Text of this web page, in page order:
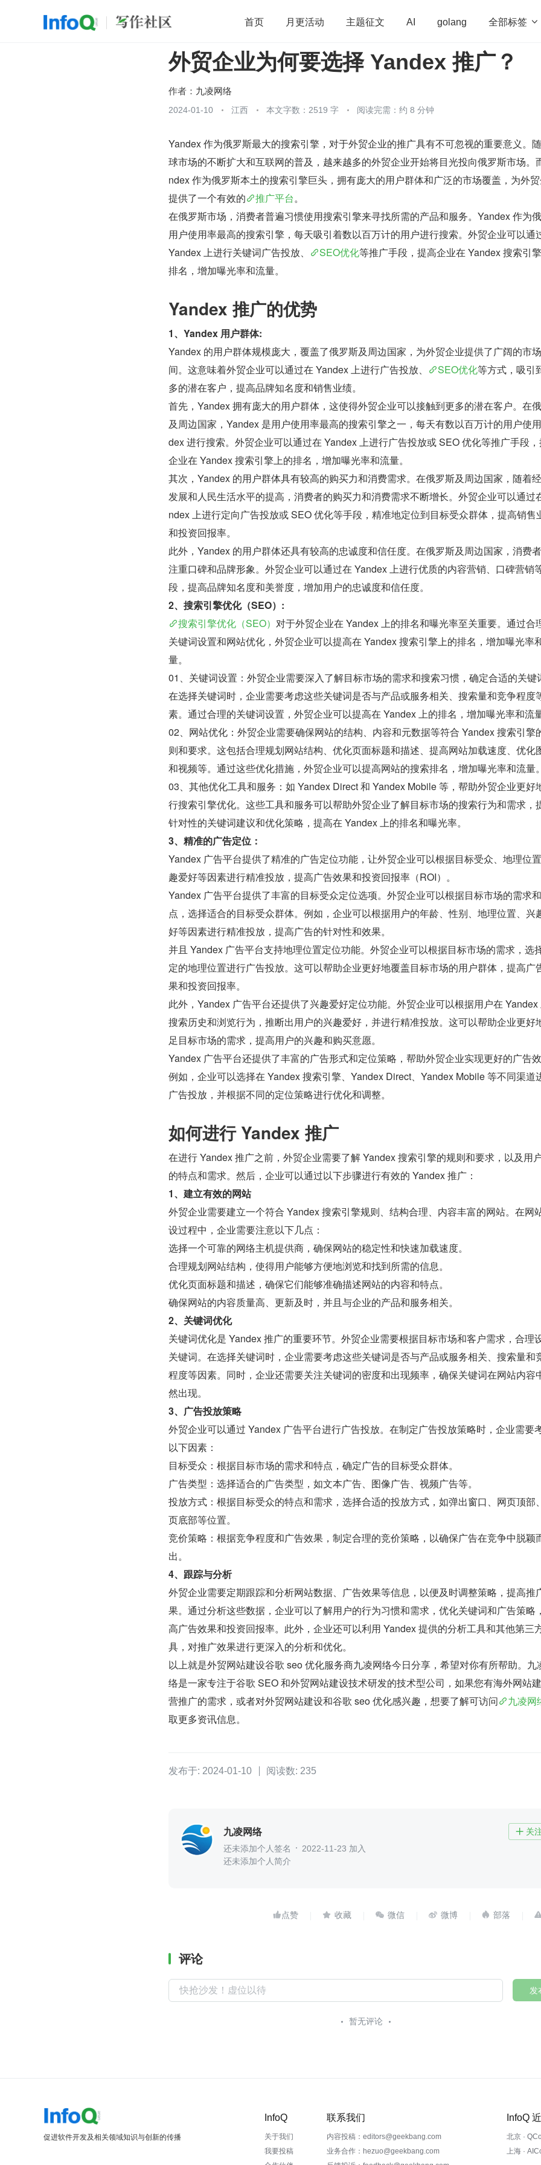
首页 月更活动 主题征文 AI golang 全部标签 
开源 架构 OpenHarmony 算法 学习方法 Web3.0
团队管理
外贸企业为何要选择 Yandex 推广？
作者： 九凌网络
2024-01-10 江西 本文字数：2519 字 阅读完需：约 8 分钟
Yandex 作为俄罗斯最大的搜索引擎，对于外贸企业的推广具有不可忽视的重要意义。
球市场的不断扩大和互联网的普及，越来越多的外贸企业开始将目光投向俄罗斯市场。
ndex 作为俄罗斯本土的搜索引擎巨头，拥有庞大的用户群体和广泛的市场覆盖，为外
提供了一个有效的
推广平台。
在俄罗斯市场，消费者普遍习惯使用搜索引擎来寻找所需的产品和服务。Yandex 作为
用户使用率最高的搜索引擎，每天吸引着数以百万计的用户进行搜索。外贸企业可以通
Yandex 上进行关键词广告投放、
SEO优化等推广手段，提高企业在 Yandex 搜索引
排名，增加曝光率和流量。
Yandex 推广的优势
1、Yandex 用户群体:
Yandex 的用户群体规模庞大，覆盖了俄罗斯及周边国家，为外贸企业提供了广阔的市
间。这意味着外贸企业可以通过在 Yandex 上进行广告投放、
SEO优化等方式，吸引
多的潜在客户，提高品牌知名度和销售业绩。
首先，Yandex 拥有庞大的用户群体，这使得外贸企业可以接触到更多的潜在客户。在
及周边国家，Yandex 是用户使用率最高的搜索引擎之一，每天有数以百万计的用户使
dex 进行搜索。外贸企业可以通过在 Yandex 上进行广告投放或 SEO 优化等推广手段
企业在 Yandex 搜索引擎上的排名，增加曝光率和流量。
其次，Yandex 的用户群体具有较高的购买力和消费需求。在俄罗斯及周边国家，随着
发展和人民生活水平的提高，消费者的购买力和消费需求不断增长。外贸企业可以通过
ndex 上进行定向广告投放或 SEO 优化等手段，精准地定位到目标受众群体，提高销售
和投资回报率。
此外，Yandex 的用户群体还具有较高的忠诚度和信任度。在俄罗斯及周边国家，消费
注重口碑和品牌形象。外贸企业可以通过在 Yandex 上进行优质的内容营销、口碑营销
段，提高品牌知名度和美誉度，增加用户的忠诚度和信任度。
2、搜索引擎优化（SEO）:
搜索引擎优化（SEO） 对于外贸企业在 Yandex 上的排名和曝光率至关重要。通过合
关键词设置和网站优化，外贸企业可以提高在 Yandex 搜索引擎上的排名，增加曝光率
量。
01、关键词设置：外贸企业需要深入了解目标市场的需求和搜索习惯，确定合适的关键
在选择关键词时，企业需要考虑这些关键词是否与产品或服务相关、搜索量和竞争程度
素。通过合理的关键词设置，外贸企业可以提高在 Yandex 上的排名，增加曝光率和流量
02、网站优化：外贸企业需要确保网站的结构、内容和元数据等符合 Yandex 搜索引擎
则和要求。这包括合理规划网站结构、优化页面标题和描述、提高网站加载速度、优化
和视频等。通过这些优化措施，外贸企业可以提高网站的搜索排名，增加曝光率和流量。
03、其他优化工具和服务：如 Yandex Direct 和 Yandex Mobile 等，帮助外贸企业更好
行搜索引擎优化。这些工具和服务可以帮助外贸企业了解目标市场的搜索行为和需求，
针对性的关键词建议和优化策略，提高在 Yandex 上的排名和曝光率。
3、精准的广告定位：
Yandex 广告平台提供了精准的广告定位功能，让外贸企业可以根据目标受众、地理位
趣爱好等因素进行精准投放，提高广告效果和投资回报率（ROI）。
Yandex 广告平台提供了丰富的目标受众定位选项。外贸企业可以根据目标市场的需求
点，选择适合的目标受众群体。例如，企业可以根据用户的年龄、性别、地理位置、兴
好等因素进行精准投放，提高广告的针对性和效果。
并且 Yandex 广告平台支持地理位置定位功能。外贸企业可以根据目标市场的需求，选
定的地理位置进行广告投放。这可以帮助企业更好地覆盖目标市场的用户群体，提高广
果和投资回报率。
此外，Yandex 广告平台还提供了兴趣爱好定位功能。外贸企业可以根据用户在 Yandex
搜索历史和浏览行为，推断出用户的兴趣爱好，并进行精准投放。这可以帮助企业更好
足目标市场的需求，提高用户的兴趣和购买意愿。
Yandex 广告平台还提供了丰富的广告形式和定位策略，帮助外贸企业实现更好的广告效
例如，企业可以选择在 Yandex 搜索引擎、Yandex Direct、Yandex Mobile 等不同渠道
广告投放，并根据不同的定位策略进行优化和调整。
如何进行 Yandex 推广
在进行 Yandex 推广之前，外贸企业需要了解 Yandex 搜索引擎的规则和要求，以及用
的特点和需求。然后，企业可以通过以下步骤进行有效的 Yandex 推广：
1、建立有效的网站
外贸企业需要建立一个符合 Yandex 搜索引擎规则、结构合理、内容丰富的网站。在网
设过程中，企业需要注意以下几点：
选择一个可靠的网络主机提供商，确保网站的稳定性和快速加载速度。
合理规划网站结构，使得用户能够方便地浏览和找到所需的信息。
优化页面标题和描述，确保它们能够准确描述网站的内容和特点。
确保网站的内容质量高、更新及时，并且与企业的产品和服务相关。
2、关键词优化
关键词优化是 Yandex 推广的重要环节。外贸企业需要根据目标市场和客户需求，合理
关键词。在选择关键词时，企业需要考虑这些关键词是否与产品或服务相关、搜索量和
程度等因素。同时，企业还需要关注关键词的密度和出现频率，确保关键词在网站内容
然出现。
3、广告投放策略
外贸企业可以通过 Yandex 广告平台进行广告投放。在制定广告投放策略时，企业需要
以下因素：
目标受众：根据目标市场的需求和特点，确定广告的目标受众群体。
广告类型：选择适合的广告类型，如文本广告、图像广告、视频广告等。
投放方式：根据目标受众的特点和需求，选择合适的投放方式，如弹出窗口、网页顶部
页底部等位置。
竞价策略：根据竞争程度和广告效果，制定合理的竞价策略，以确保广告在竞争中脱颖
出。
4、跟踪与分析
外贸企业需要定期跟踪和分析网站数据、广告效果等信息，以便及时调整策略，提高推
果。通过分析这些数据，企业可以了解用户的行为习惯和需求，优化关键词和广告策略
高广告效果和投资回报率。此外，企业还可以利用 Yandex 提供的分析工具和其他第三
具，对推广效果进行更深入的分析和优化。
以上就是外贸网站建设谷歌 seo 优化服务商九凌网络今日分享，希望对你有所帮助。九
络是一家专注于谷歌 SEO 和外贸网站建设技术研发的技术型公司，如果您有海外网站
营推广的需求，或者对外贸网站建设和谷歌 seo 优化感兴趣，想要了解可访问
九凌网
取更多资讯信息。
发布于: 2024-01-10 阅读数: 235
九凌网络  关
还未添加个人签名
2022-11-23 加入
还未添加个人简介
    
评论
发
暂无评论
促进软件开发及相关领域知识与创新的传播
InfoQ
关于我们
我要投稿
联系我们
内容投稿：editors@geekbang.com
业务合作：hezuo@geekbang.com
InfoQ
北京 ·
上海 ·